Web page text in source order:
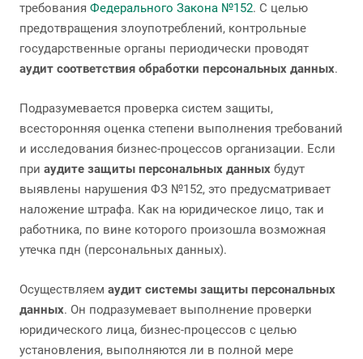
требования Федерального Закона №152. С целью
предотвращения злоупотреблений, контрольные
государственные органы периодически проводят
аудит соответствия обработки персональных данных.
Подразумевается проверка систем защиты,
всесторонняя оценка степени выполнения требований
и исследования бизнес-процессов организации. Если
при аудите защиты персональных данных будут
выявлены нарушения ФЗ №152, это предусматривает
наложение штрафа. Как на юридическое лицо, так и
работника, по вине которого произошла возможная
утечка пдн (персональных данных).
Осуществляем аудит системы защиты персональных
данных. Он подразумевает выполнение проверки
юридического лица, бизнес-процессов с целью
установления, выполняются ли в полной мере